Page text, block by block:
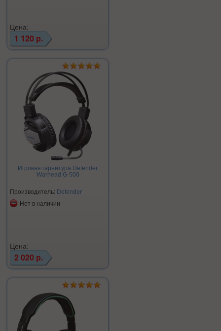
Цена:
1 120 р.
Игровая гарнитура Defender
Warhead G-500
Производитель: Defender
Нет в наличии
Цена:
2 020 р.